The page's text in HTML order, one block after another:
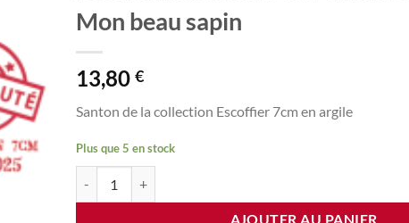
à la
liste
Mon beau sapin
13,80 €
Santon de la collection Escoffier 7cm en argile
Plus que 5 en stock
AJOUTER AU PANIER